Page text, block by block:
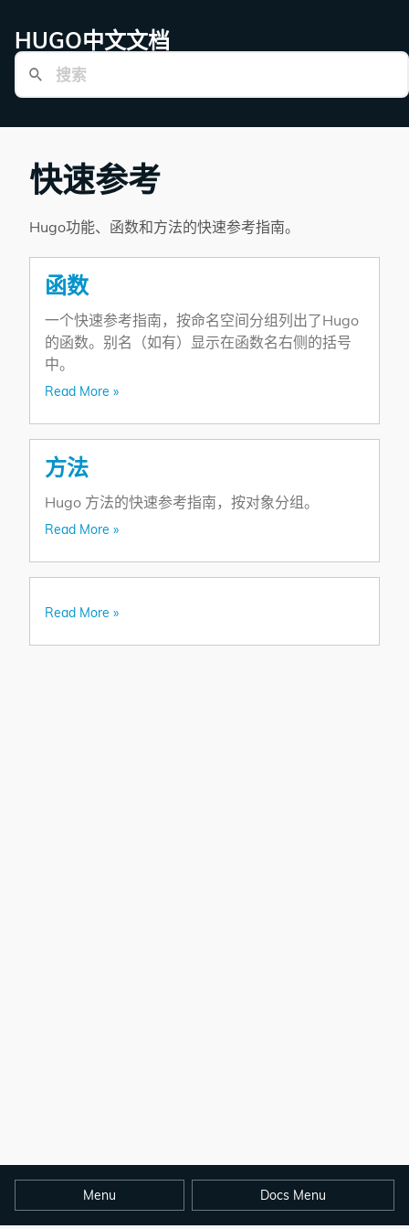
HUGO中文文档
快速参考
Hugo功能、函数和方法的快速参考指南。
函数
一个快速参考指南，按命名空间分组列出了Hugo
的函数。别名（如有）显示在函数名右侧的括号
中。
Read More »
方法
Hugo 方法的快速参考指南，按对象分组。
Read More »
Read More »
Menu Docs Menu